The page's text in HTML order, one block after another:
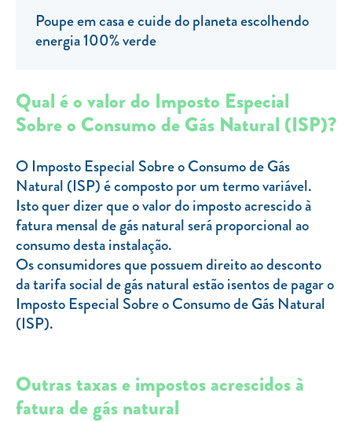
Documentos úteis
Política de privacidade
Clientes com necessidades especiais
Clientes prioritários
Resolução alternativa de litígios
Poupe em casa e cuide do planeta escolhendo
energia 100% verde
Qual é o valor do Imposto Especial
Sobre o Consumo de Gás Natural (ISP)?
O Imposto Especial Sobre o Consumo de Gás
Natural (ISP) é composto por um termo variável.
Isto quer dizer que o valor do imposto acrescido à
fatura mensal de gás natural será proporcional ao
consumo desta instalação.
Os consumidores que possuem direito ao desconto
da tarifa social de gás natural estão isentos de pagar o
Imposto Especial Sobre o Consumo de Gás Natural
(ISP).
Outras taxas e impostos acrescidos à
fatura de gás natural